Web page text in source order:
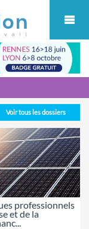
Voir tous les dossiers
professionnels
et de la